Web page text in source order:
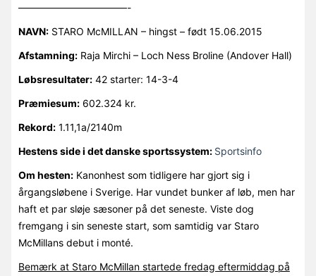
———————————-
NAVN:STARO McMILLAN – hingst – født 15.06.2015
Afstamning:Raja Mirchi – Loch Ness Broline (Andover Hall)
Løbsresultater:42 starter: 14-3-4
Præmiesum:602.324 kr.
Rekord:1.11,1a/2140m
Hestens side i det danske sportssystem: Sportsinfo
Om hesten:Kanonhest som tidligere har gjort sig i
årgangsløbene i Sverige. Har vundet bunker af løb, men har
haft et par sløje sæsoner på det seneste. Viste dog
fremgang i sin seneste start, som samtidig var Staro
McMillans debut i monté.
Bemærk at Staro McMillan startede fredag eftermiddag på